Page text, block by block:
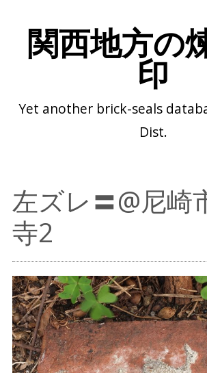
関西地方の
印
Yet another brick-seals
Dist.
左ズレ〓@尼崎
寺2